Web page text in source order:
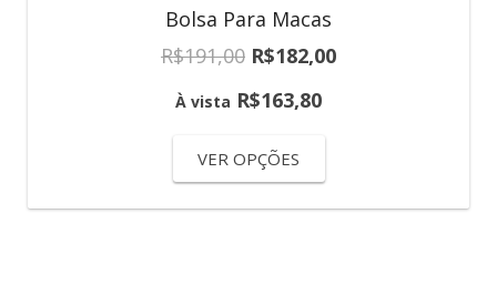
Bolsa Para Macas
R$191,00 R$182,00
À vista R$163,80
VER OPÇÕES